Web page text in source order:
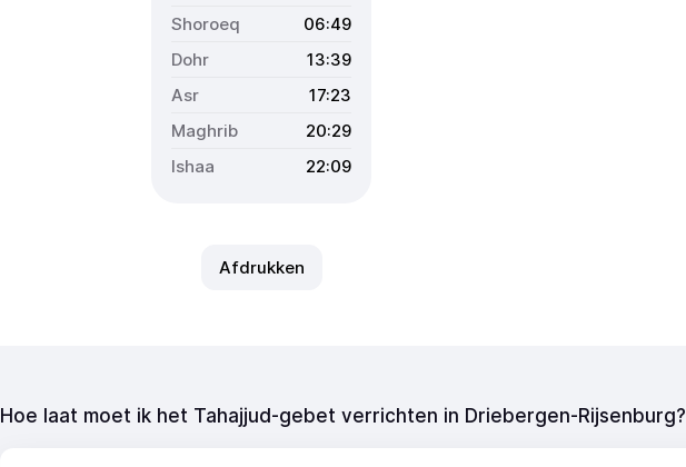
06:49
13:39
17:23
20:29
22:09
Afdrukken
Hoe laat moet ik het Tahajjud-gebet verrichten in Driebergen-Rijsenburg?